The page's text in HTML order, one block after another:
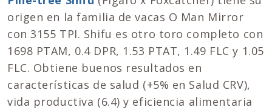
origen en la familia de vacas O Man Mirror
con 3155 TPI. Shifu es otro toro completo con
1698 PTAM, 0.4 DPR, 1.53 PTAT, 1.49 FLC y 1.05
FLC. Obtiene buenos resultados en
características de salud (+5% en Salud CRV),
vida productiva (6.4) y eficiencia alimentaria